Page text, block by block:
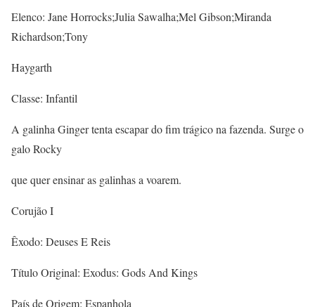
Elenco: Jane Horrocks;Julia Sawalha;Mel Gibson;Miranda
Richardson;Tony
Haygarth
Classe: Infantil
A galinha Ginger tenta escapar do fim trágico na fazenda. Surge o
galo Rocky
que quer ensinar as galinhas a voarem.
Corujão I
Êxodo: Deuses E Reis
Título Original: Exodus: Gods And Kings
País de Origem: Espanhola